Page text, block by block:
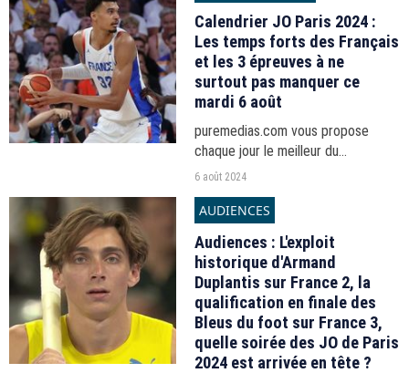
Calendrier JO Paris 2024 :
Les temps forts des Français
et les 3 épreuves à ne
surtout pas manquer ce
mardi 6 août
puremedias.com vous propose
chaque jour le meilleur du
programme des Jeux olympiques
6 août 2024
AUDIENCES
Audiences : L'exploit
historique d'Armand
Duplantis sur France 2, la
qualification en finale des
Bleus du foot sur France 3,
quelle soirée des JO de Paris
2024 est arrivée en tête ?